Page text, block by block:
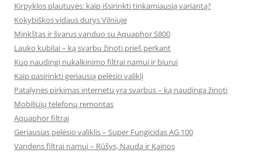
Kirpyklos plautuvės: kaip išsirinkti tinkamiausią variantą?
Kokybiškos vidaus durys Vilniuje
Minkštas ir švarus vanduo su Aquaphor S800
Lauko kubilai – ką svarbu žinoti prieš perkant
Kuo naudingi nukalkinimo filtrai namui ir biurui
Kaip pasirinkti geriausią pelėsio valiklį
Patalynės pirkimas internetu yra svarbus – ką naudinga žinoti
Mobiliųjų telefonų remontas
Aquaphor filtrai
Geriausias pelėsio valiklis – Super Fungicidas AG 100
Vandens filtrai namui – Rūšys, Nauda ir Kainos